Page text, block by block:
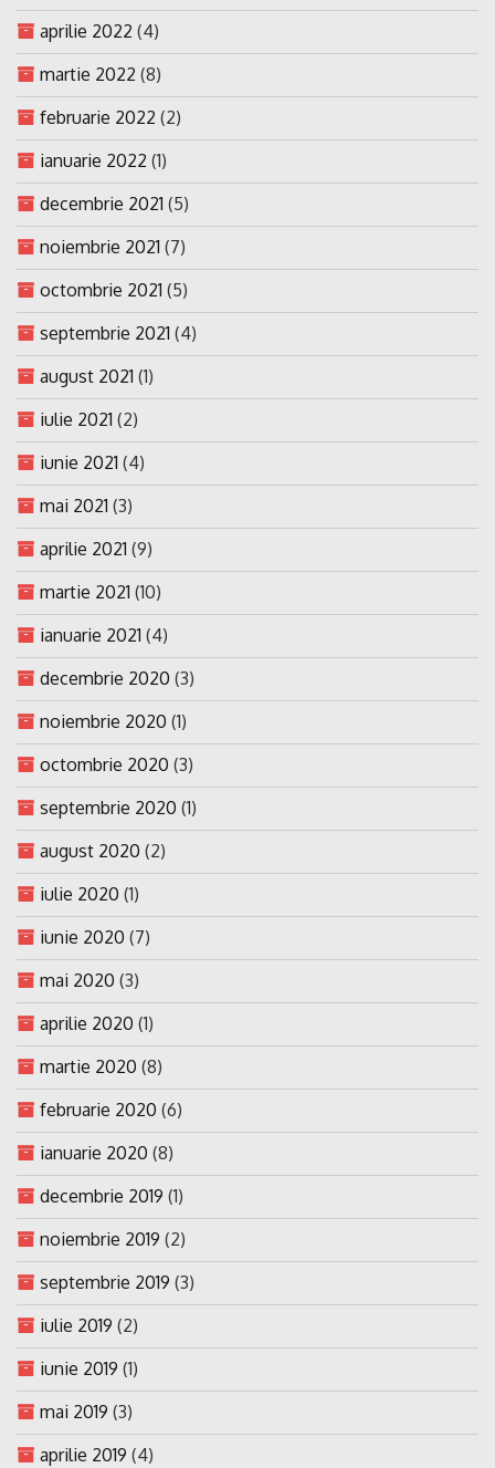
aprilie 2022 (4)
martie 2022 (8)
februarie 2022 (2)
ianuarie 2022 (1)
decembrie 2021 (5)
noiembrie 2021 (7)
octombrie 2021 (5)
septembrie 2021 (4)
august 2021 (1)
iulie 2021 (2)
iunie 2021 (4)
mai 2021 (3)
aprilie 2021 (9)
martie 2021 (10)
ianuarie 2021 (4)
decembrie 2020 (3)
noiembrie 2020 (1)
octombrie 2020 (3)
septembrie 2020 (1)
august 2020 (2)
iulie 2020 (1)
iunie 2020 (7)
mai 2020 (3)
aprilie 2020 (1)
martie 2020 (8)
februarie 2020 (6)
ianuarie 2020 (8)
decembrie 2019 (1)
noiembrie 2019 (2)
septembrie 2019 (3)
iulie 2019 (2)
iunie 2019 (1)
mai 2019 (3)
aprilie 2019 (4)